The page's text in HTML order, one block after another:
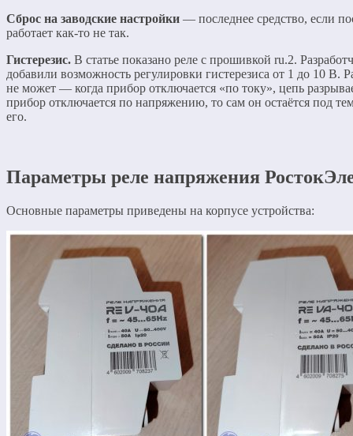
Сброс на заводские настройки — последнее средство, если
работает как-то не так.
Гистерезис. В статье показано реле с прошивкой ru.2.
добавили возможность регулировки гистерезиса от 1 до 10 В.
не может — когда прибор отключается «по току», цепь
прибор отключается по напряжению, то сам он остаётся под
его.
Параметры реле напряжения
Основные параметры приведены на корпусе устройства: